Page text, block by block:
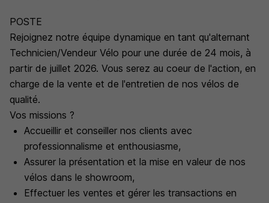
POSTE
Rejoignez notre équipe dynamique en tant qu'alternant
Technicien/Vendeur Vélo pour une durée de 24 mois, à
partir de juillet 2026. Vous serez au coeur de l'action, en
charge de la vente et de l'entretien de nos vélos de
qualité.
Vos missions ?
Accueillir et conseiller nos clients avec
professionnalisme et enthousiasme,
Assurer la présentation et la mise en valeur de nos
vélos dans le showroom,
Effectuer les ventes et gérer les transactions en